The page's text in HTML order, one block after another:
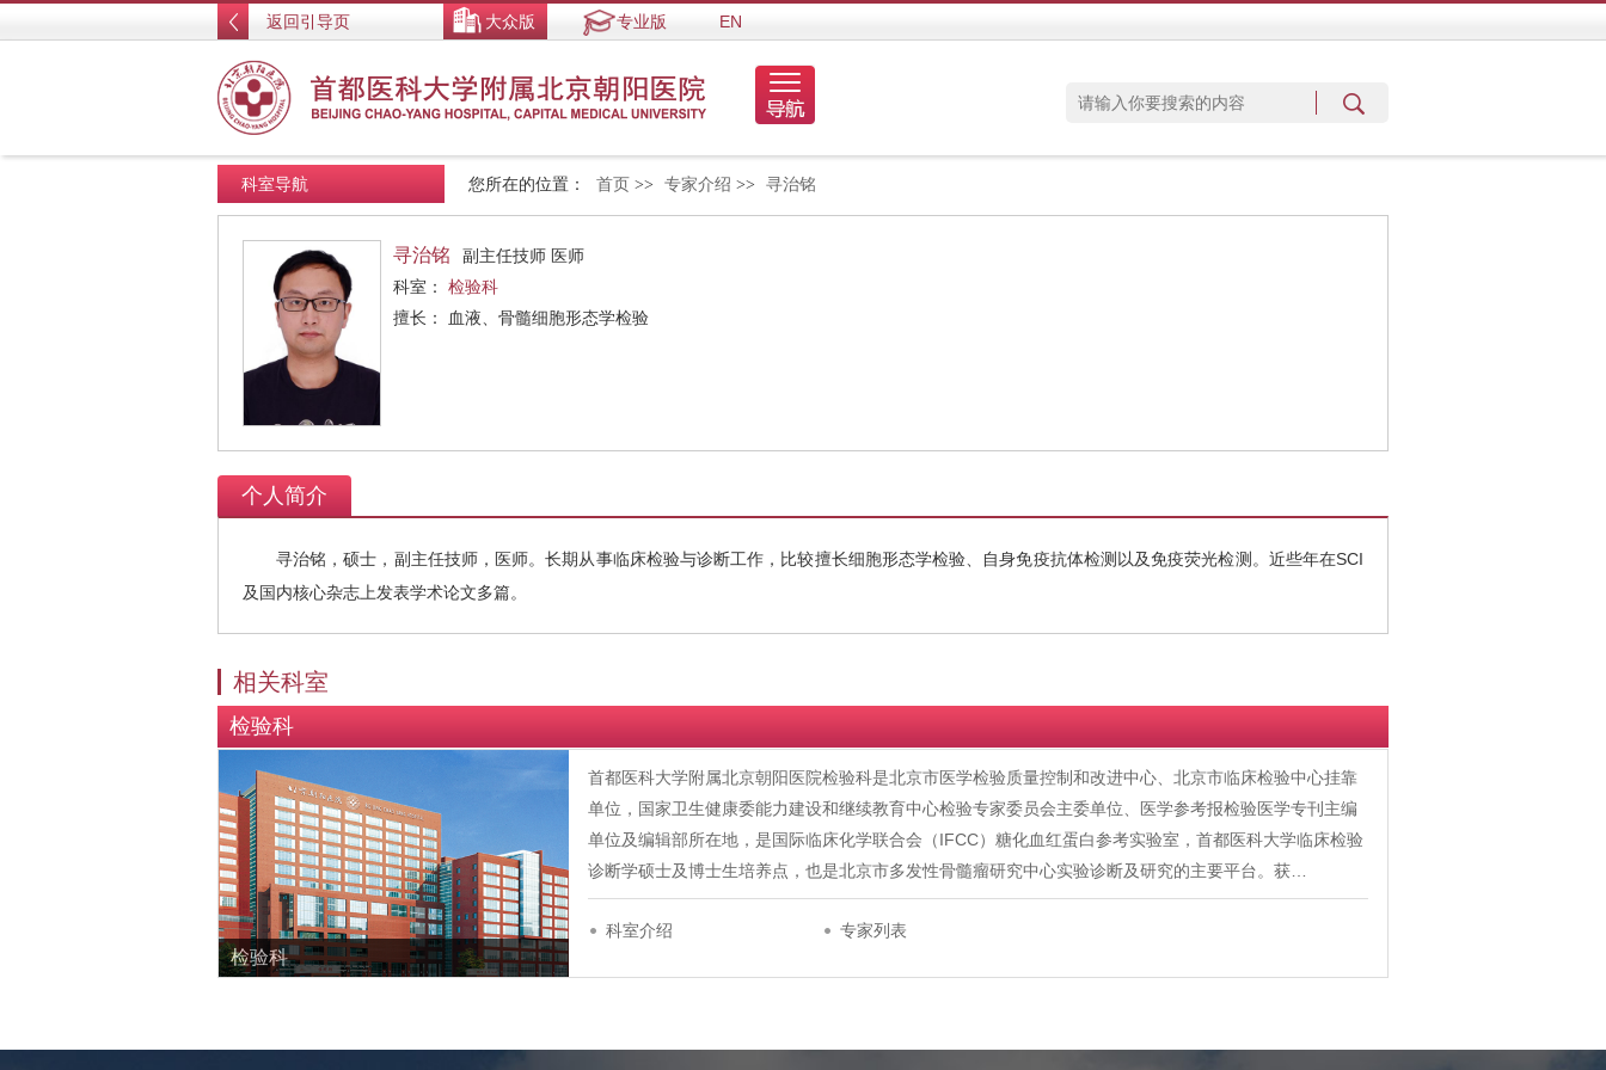
返回引导页 大众版 专业版 EN
您所在的位置： 首页 >> 专家介绍 >> 寻治铭
科室导航
寻治铭
副主任技师 医师
科室： 检验科
擅长： 血液、骨髓细胞形态学检验
个人简介
寻治铭，硕士，副主任技师，医师。长期从事临床检验与诊断工作，比较擅长细胞形态学检验、自身免疫抗体检测以及免疫荧光检测。近些年在SCI
及国内核心杂志上发表学术论文多篇。
相关科室
检验科
检验科
首都医科大学附属北京朝阳医院检验科是北京市医学检验质量控制和改进中心、北京市临床检验中心挂靠
单位，国家卫生健康委能力建设和继续教育中心检验专家委员会主委单位、医学参考报检验医学专刊主编
单位及编辑部所在地，是国际临床化学联合会（IFCC）糖化血红蛋白参考实验室，首都医科大学临床检验
诊断学硕士及博士生培养点，也是北京市多发性骨髓瘤研究中心实验诊断及研究的主要平台。获…
科室介绍 专家列表